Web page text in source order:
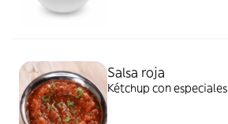
Salsa roja
Kétchup con especiales